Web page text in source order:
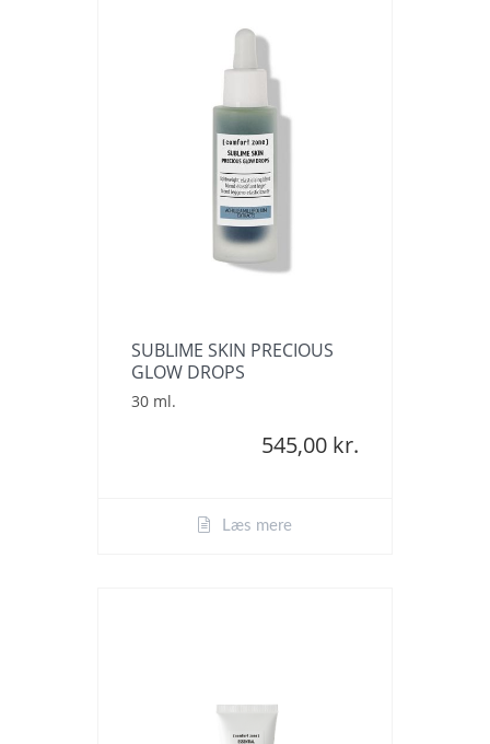
SUBLIME SKIN PRECIOUS
GLOW DROPS
30 ml.
545,00 kr.
Læs mere